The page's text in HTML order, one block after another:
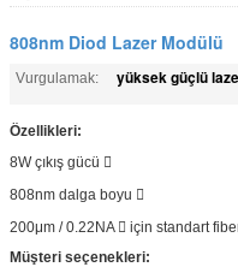
808nm Diod Lazer Modülü
Vurgulamak: yüksek güçlü
Özellikleri:
8W çıkış gücü 
808nm dalga boyu 
200μm / 0.22NA  için standart
Müşteri seçenekleri: